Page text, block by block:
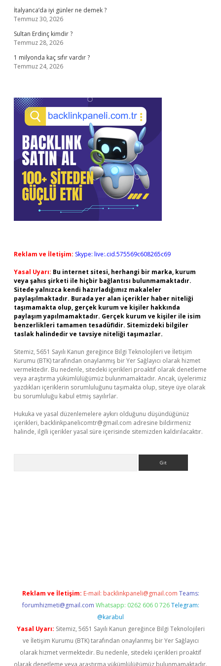
İtalyanca’da iyi günler ne demek ?
Temmuz 30, 2026
Sultan Erdinç kimdir ?
Temmuz 28, 2026
1 milyonda kaç sıfır vardır ?
Temmuz 24, 2026
Reklam ve İletişim: Skype: live:.cid.575569c608265c69
Yasal Uyarı: Bu internet sitesi, herhangi bir marka, kurum
veya şahıs şirketi ile hiçbir bağlantısı bulunmamaktadır.
Sitede yalnızca kendi hazırladığımız makaleler
paylaşılmaktadır. Burada yer alan içerikler haber niteliği
taşımamakta olup, gerçek kurum ve kişiler hakkında
paylaşım yapılmamaktadır. Gerçek kurum ve kişiler ile isim
benzerlikleri tamamen tesadüfidir. Sitemizdeki bilgiler
taslak halindedir ve tavsiye niteliği taşımazlar.
Sitemiz, 5651 Sayılı Kanun gereğince Bilgi Teknolojileri ve İletişim
Kurumu (BTK) tarafından onaylanmış bir Yer Sağlayıcı olarak hizmet
vermektedir. Bu nedenle, sitedeki içerikleri proaktif olarak denetleme
veya araştırma yükümlülüğümüz bulunmamaktadır. Ancak, üyelerimiz
yazdıkları içeriklerin sorumluluğunu taşımakta olup, siteye üye olarak
bu sorumluluğu kabul etmiş sayılırlar.
Hukuka ve yasal düzenlemelere aykırı olduğunu düşündüğünüz
içerikleri, backlinkpanelicomtr@gmail.com adresine bildirmeniz
halinde, ilgili içerikler yasal süre içerisinde sitemizden kaldırılacaktır.
Reklam ve İletişim: E-mail: backlinkpaneli@gmail.com Teams:
forumhizmeti@gmail.com Whatsapp: 0262 606 0 726 Telegram:
@karabul
Yasal Uyarı: Sitemiz, 5651 Sayılı Kanun gereğince Bilgi Teknolojileri
ve İletişim Kurumu (BTK) tarafından onaylanmış bir Yer Sağlayıcı
olarak hizmet vermektedir. Bu nedenle, sitedeki içerikleri proaktif
olarak denetleme veya araştırma yükümlülüğümüz bulunmamaktadır.